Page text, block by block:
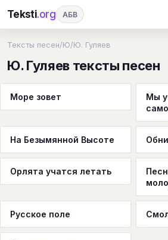
Teksti.org АБВ
И К Л М Н О
Т У Ф Х Ц Ч
Я En A B C D
J
Q R S T U V
Z #
Тексты песен/Ю/Ю. Гуляев
Ю. Гуляев тексты песен
Море зовет
Мы
На Безымянной Высоте
Орлята учатся летать
Русское поле